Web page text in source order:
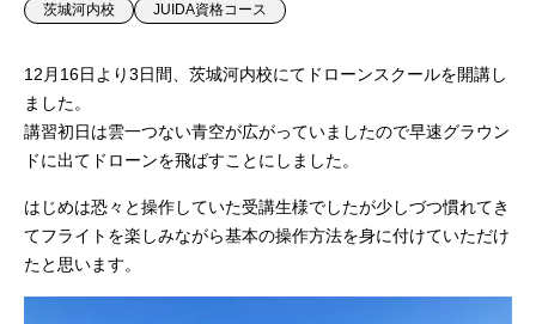
茨城河内校 JUIDA資格コース
12月16日より3日間、茨城河内校にてドローンスクールを開講し
ました。
講習初日は雲一つない青空が広がっていましたので早速グラウン
ドに出てドローンを飛ばすことにしました。
はじめは恐々と操作していた受講生様でしたが少しづつ慣れてき
てフライトを楽しみながら基本の操作方法を身に付けていただけ
たと思います。